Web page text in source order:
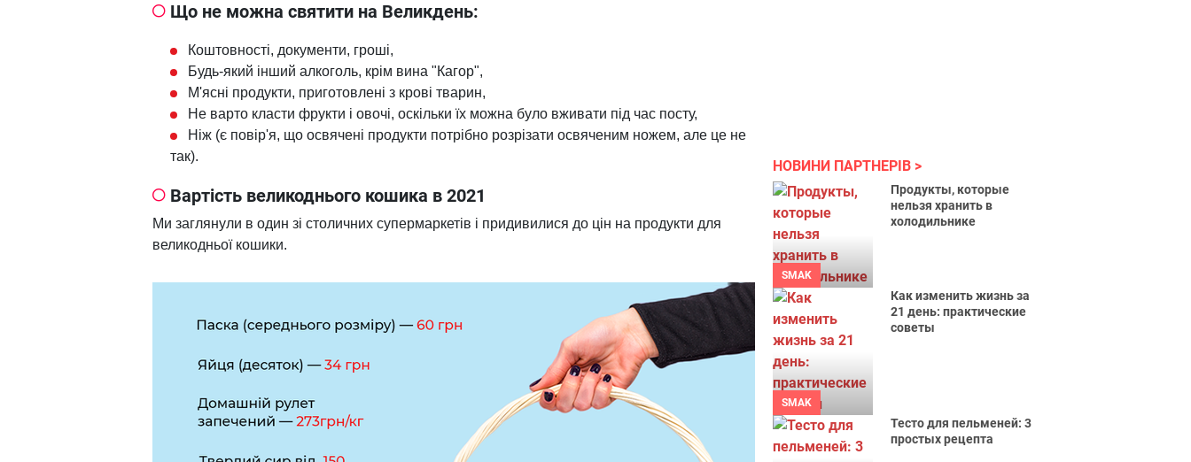
Що не можна святити на Великдень:
Коштовності, документи, гроші,
Будь-який інший алкоголь, крім вина "Кагор",
М'ясні продукти, приготовлені з крові тварин,
Не варто класти фрукти і овочі, оскільки їх можна було вживати під час посту,
Ніж (є повір'я, що освячені продукти потрібно розрізати освяченим ножем, але це не
так).
Вартість великоднього кошика в 2021
Ми заглянули в один зі столичних супермаркетів і придивилися до цін на продукти для
великодньої кошики.
НОВИНИ ПАРТНЕРІВ
SMAK
Продукты, которые
нельзя хранить в
холодильнике
SMAK
Как изменить жизнь за
21 день: практические
советы
Тесто для пельменей: 3
простых рецепта